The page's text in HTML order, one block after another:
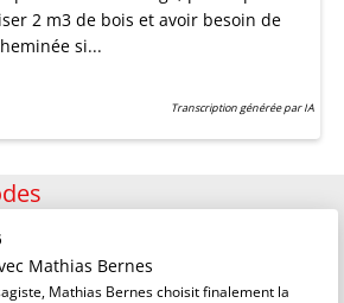
2 m3 de bois et avoir besoin de
si...
Transcription générée par IA
Mathias Bernes
Mathias Bernes choisit finalement la